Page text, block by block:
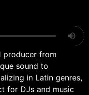
producer from
sound to
in Latin genres,
for DJs and music